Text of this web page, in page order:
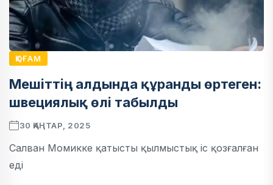
ҚОҒАМ
Мешіттің алдында құранды өртеген:
швециялық өлі табылды
30 ҚАҢТАР, 2025
Салван Момикке қатысты қылмыстық іс қозғалған
еді